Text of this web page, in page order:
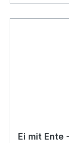
Ei mit Ente